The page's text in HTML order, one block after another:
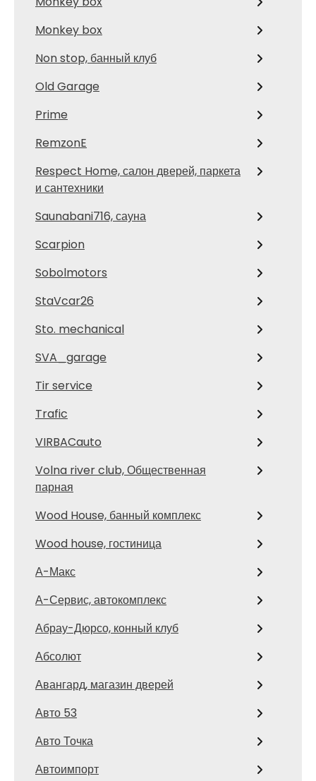
Monkey box
Non stop, банный клуб
Old Garage
Prime
RemzonE
Respect Home, салон дверей, паркета
и сантехники
Saunabani716, сауна
Scarpion
Sobolmotors
StaVcar26
Sto. mechanical
SVA_garage
Tir service
Trafic
VIRBACauto
Volna river club, Общественная
парная
Wood House, банный комплекс
Wood house, гостиница
А-Макс
А-Сервис, автокомплекс
Абрау-Дюрсо, конный клуб
Абсолют
Авангард, магазин дверей
Авто 53
Авто Точка
Автоимпорт